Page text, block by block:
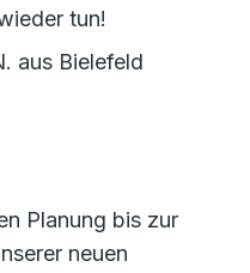
tun!
aus Bielefeld
Planung bis zur
neuen